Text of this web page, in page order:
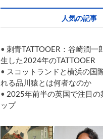
人気の記事
• 刺青TATTOOER：谷崎潤一
生した2024年のTATTOOER
• スコットランドと横浜の国
れる品川猿とは何者なのか
• 2025年前半の英国で注目の
ップ